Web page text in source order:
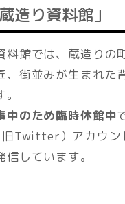
造り資料館」
料館では、蔵造りの
、街並みが生まれた
中のため臨時休館中
旧Twitter）アカウン
しています。